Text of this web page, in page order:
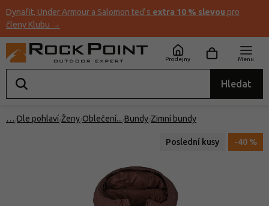
Dynafit, Under Armour a Salomon teď s extra 10 % slevou pro
členy Klubu →
Hledat
Prodejny Menu
… Dle pohlaví Ženy Oblečení Bundy Zimní bundy
-40 %
Poslední kusy